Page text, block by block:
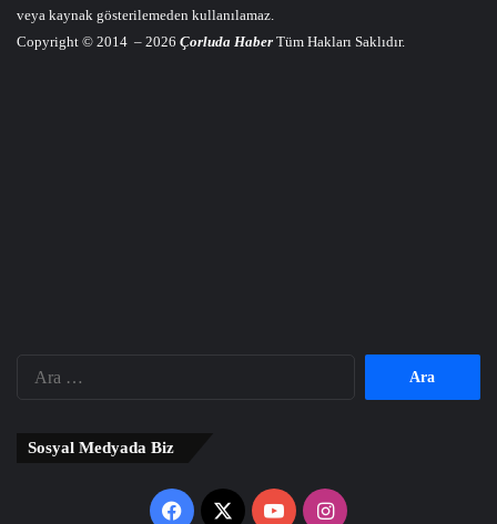
veya kaynak gösterilemeden kullanılamaz.
Copyright © 2014 – 2026 Çorluda Haber Tüm Hakları Saklıdır.
Sosyal Medyada Biz
Facebook
X YouTubeInstagram